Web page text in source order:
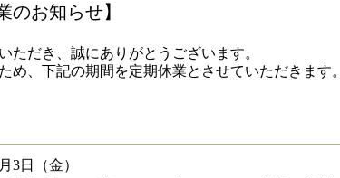
のお知らせ】
ただき、誠にありがとうございます。
め、下記の期間を定期休業とさせていただきます。
3日（金）